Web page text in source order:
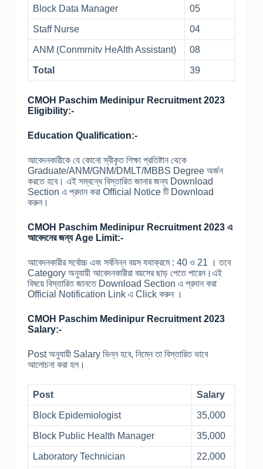
Block Data Manager 05
Staff Nurse 04
ANM (Conmrnitv HeAlth Assistant) 08
Total 39
CMOH Paschim Medinipur Recruitment 2023
Eligibility:-
Education Qualification:-
আবেদনকারীকে যে কোনো স্বীকৃত শিক্ষা প্রতিষ্টান থেকে
Graduate/ANM/GNM/DMLT/MBBS Degree অর্জন
করতে হবে। এই সম্বন্ধে বিস্তারিত জানার জন্য Download
Section এ প্রদান করা Official Notice টি Download
করুন।
CMOH Paschim Medinipur Recruitment 2023 এ
আবেদনের জন্য Age Limit:-
আবেদনকারীর সর্বোচ্চ এবং সর্বনিন্ন বয়স যথাক্রমে : 40 ও 21 । তবে
Category অনুযায়ী আবেদনকারীরা বয়সের ছাড় পেতে পারেন।এই
বিষয়ে বিস্তারিত জানতে Download Section এ প্রদান করা
Official Notification Link এ Click করুন ।
CMOH Paschim Medinipur Recruitment 2023
Salary:-
Post অনুযায়ী Salary ভিন্ন হবে, নিম্নে তা বিস্তারিত ভাবে
আলোচনা করা হল।
Post Salary
Block Epidemiologist 35,000
Block Public Health Manager 35,000
Laboratory Technician 22,000